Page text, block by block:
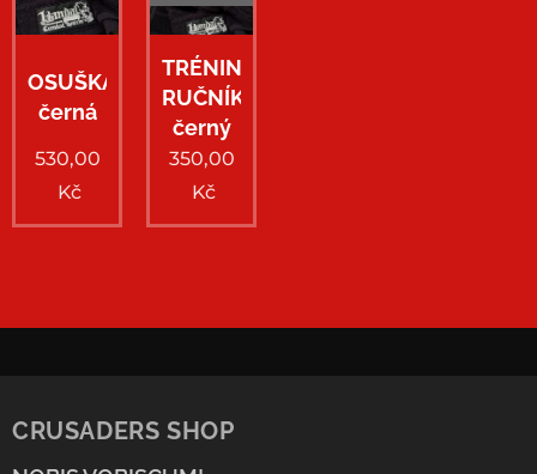
OSUŠKA
černá
530,00
Kč
TRÉNINKOVÝ
RUČNÍK
černý
350,00
Kč
CRUSADERS SHOP